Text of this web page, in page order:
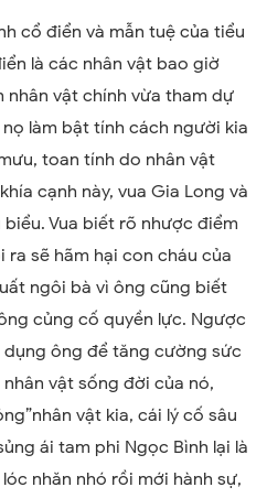
cổ điển và mẫn tuệ của tiểu
là các nhân vật bao giờ
nhân vật chính vừa tham dự
làm bật tính cách người kia
toan tính do nhân vật
cạnh này, vua Gia Long và
Vua biết rõ nhược điểm
sẽ hãm hại con cháu của
ngôi bà vì ông cũng biết
củng cố quyền lực. Ngược
ông để tăng cường sức
vật sống đời của nó,
vật kia, cái lý cố sâu
ái tam phi Ngọc Bình lại là
nhăn nhó rồi mới hành sự,